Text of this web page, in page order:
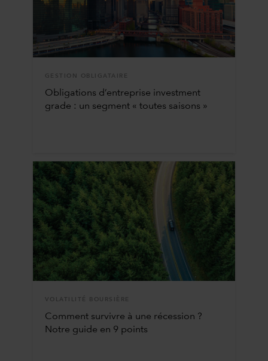
GESTION OBLIGATAIRE
Obligations d’entreprise investment
grade : un segment « toutes saisons »
VOLATILITÉ BOURSIÈRE
Comment survivre à une récession ?
Notre guide en 9 points